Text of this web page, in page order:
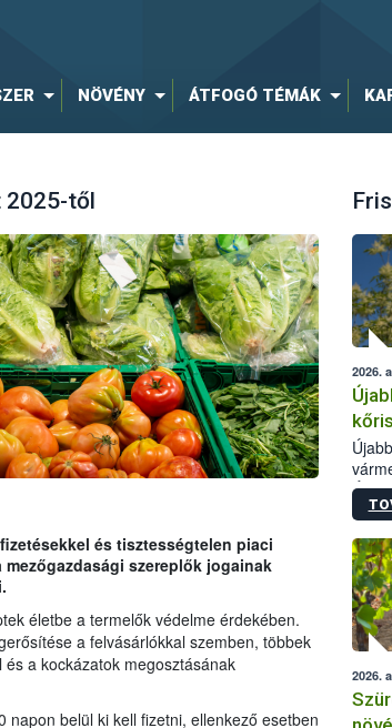
NÖVÉNY ÁTFOGÓ TÉMÁK
2025-től
és tisztességtelen piaci
szereplők jogainak
életbe a termelők védelme érdekében.
a felvásárlókkal szemben, többek
a kockázatok megosztásának
belül ki kell fizetni, ellenkező esetben
2026.
2026.